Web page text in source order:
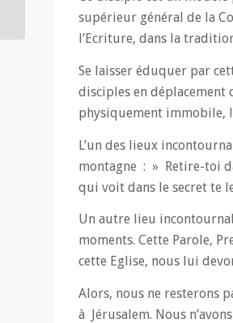
supérieur général de la
l’Ecriture, dans la
Se laisser éduquer par
disciples en déplacement
physiquement immobile,
L’un des lieux
montagne : » Retire-toi
qui voit dans le secret te
Un autre lieu
moments. Cette Parole,
cette Eglise, nous lui
Alors, nous ne resterons
à Jérusalem. Nous
! Editorial de la semaine